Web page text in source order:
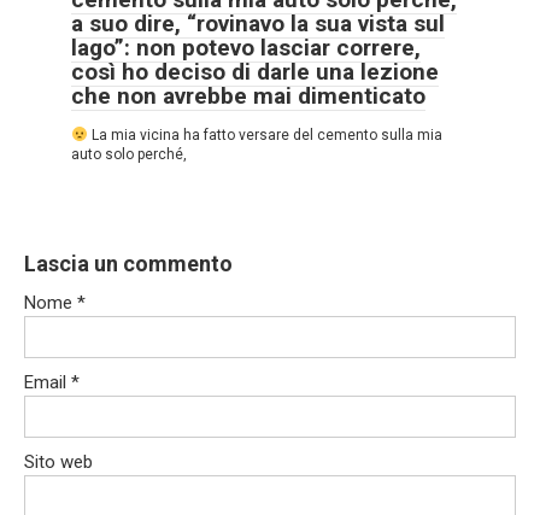
a suo dire, “rovinavo la sua vista sul
lago”: non potevo lasciar correre,
così ho deciso di darle una lezione
che non avrebbe mai dimenticato
La mia vicina ha fatto versare del cemento sulla mia
auto solo perché,
Lascia un commento
Nome *
Email *
Sito web